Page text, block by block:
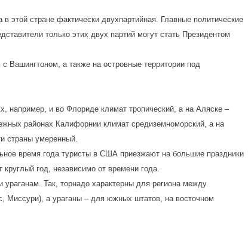
этой стране фактически двухпартийная. Главные политические
только этих двух партий могут стать Президентом
Вашингтоном, а также на островные территории под
например, и во Флориде климат тропический, а на Аляске –
районах Калифорнии климат средиземноморский, а на
страны умеренный.
время года туристы в США приезжают на большие праздники
год, независимо от времени года.
Так, торнадо характерны для региона между
Миссури), а ураганы – для южных штатов, на восточном